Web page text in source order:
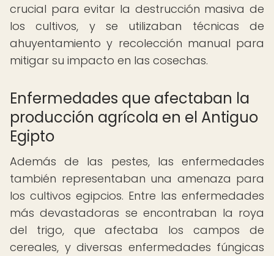
crucial para evitar la destrucción masiva de
los cultivos, y se utilizaban técnicas de
ahuyentamiento y recolección manual para
mitigar su impacto en las cosechas.
Enfermedades que afectaban la
producción agrícola en el Antiguo
Egipto
Además de las pestes, las enfermedades
también representaban una amenaza para
los cultivos egipcios. Entre las enfermedades
más devastadoras se encontraban la roya
del trigo, que afectaba los campos de
cereales, y diversas enfermedades fúngicas